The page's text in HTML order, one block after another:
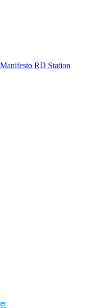
Manifesto RD Station